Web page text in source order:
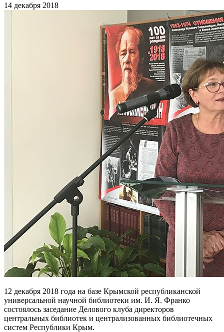
14 декабря 2018
12 декабря 2018 года на базе Крымской республиканской
универсальной научной библиотеки им. И. Я. Франко
состоялось заседание Делового клуба директоров
центральных библиотек и централизованных библиотечных
систем Республики Крым.